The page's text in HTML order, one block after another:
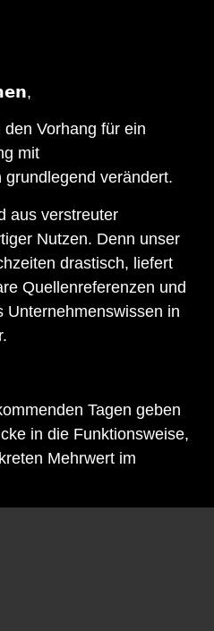
Vorhang für ein
mit
grundlegend verändert.
aus verstreuter
Nutzen. Denn unser
drastisch, liefert
Quellenreferenzen und
Unternehmenswissen in
Tagen geben
in die Funktionsweise,
Mehrwert im